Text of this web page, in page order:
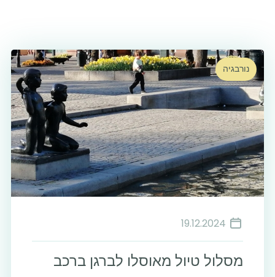
נורבגיה
19.12.2024
מסלול טיול מאוסלו לברגן ברכב